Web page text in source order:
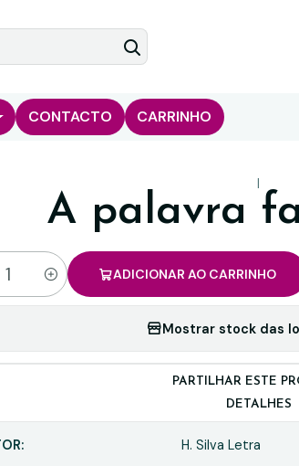
CONTACTO CARRINHO
|
A palavra
ADICIONAR AO CARRINHO
Mostrar stock das
PARTILHAR ESTE
DETALHES
H. Silva Letra